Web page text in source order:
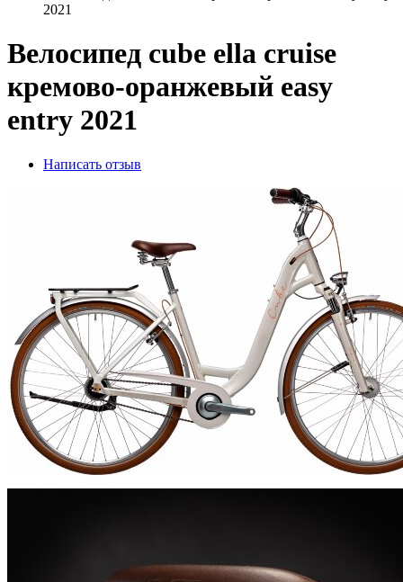
2021
Велосипед cube ella cruise
кремово-оранжевый easy
entry 2021
Написать отзыв